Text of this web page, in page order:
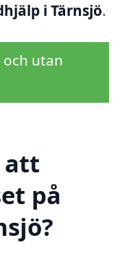
i Tärnsjö.
utan
att
på